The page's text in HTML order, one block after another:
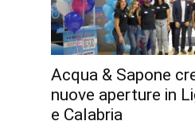
Acqua & Sapone
nuove aperture in
e Calabria